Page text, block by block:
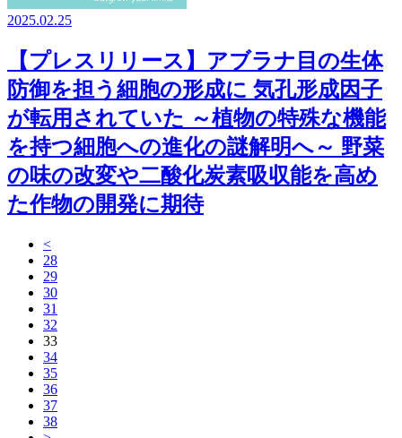
2025.02.25
【プレスリリース】アブラナ目の生体
防御を担う細胞の形成に 気孔形成因子
が転用されていた ～植物の特殊な機能
を持つ細胞への進化の謎解明へ～ 野菜
の味の改変や二酸化炭素吸収能を高め
た作物の開発に期待
<
28
29
30
31
32
33
34
35
36
37
38